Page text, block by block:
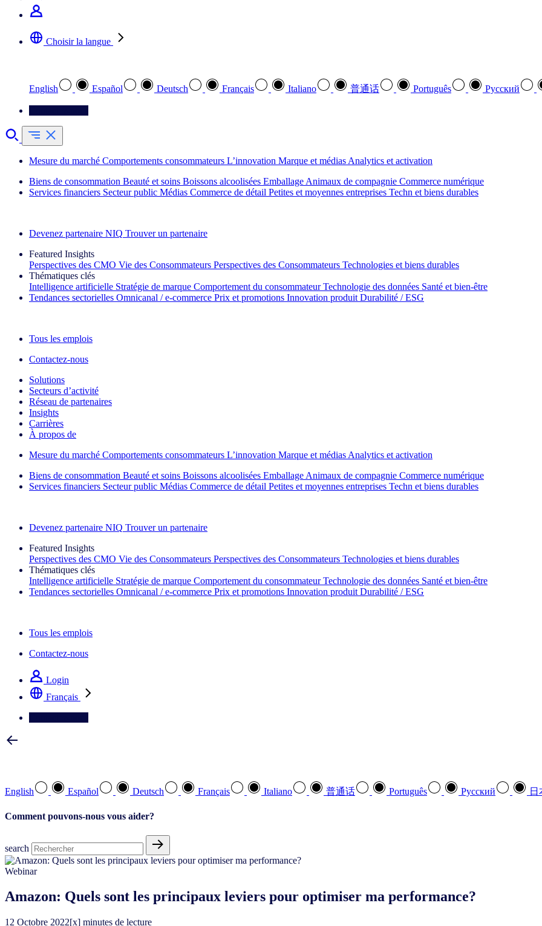
Choisir la langue
English Español Deutsch Français Italiano 普通话 Português Pусский
Mesure du marché Comportements consommateurs L’innovation Marque et médias Analytics et activation
Biens de consommation Beauté et soins Boissons alcoolisées Emballage Animaux de compagnie Commerce numérique
Services financiers Secteur public Médias Commerce de détail Petites et moyennes entreprises Techn et biens durables
Devenez partenaire NIQ Trouver un partenaire
Featured Insights
Perspectives des CMO Vie des Consommateurs Perspectives des Consommateurs Technologies et biens durables
Thématiques clés
Intelligence artificielle Stratégie de marque Comportement du consommateur Technologie des données Santé et bien‑être
Tendances sectorielles Omnicanal / e‑commerce Prix et promotions Innovation produit Durabilité / ESG
Tous les emplois
Contactez-nous
Solutions
Secteurs d’activité
Réseau de partenaires
Insights
Carrières
À propos de
Mesure du marché Comportements consommateurs L’innovation Marque et médias Analytics et activation
Biens de consommation Beauté et soins Boissons alcoolisées Emballage Animaux de compagnie Commerce numérique
Services financiers Secteur public Médias Commerce de détail Petites et moyennes entreprises Techn et biens durables
Devenez partenaire NIQ Trouver un partenaire
Featured Insights
Perspectives des CMO Vie des Consommateurs Perspectives des Consommateurs Technologies et biens durables
Thématiques clés
Intelligence artificielle Stratégie de marque Comportement du consommateur Technologie des données Santé et bien‑être
Tendances sectorielles Omnicanal / e‑commerce Prix et promotions Innovation produit Durabilité / ESG
Tous les emplois
Contactez-nous
Login
Français
English Español Deutsch Français Italiano 普通话 Português Pусский 日
Comment pouvons-nous vous aider?
search
Webinar
Amazon: Quels sont les principaux leviers pour optimiser ma performance?
12 Octobre 2022[x] minutes de lecture